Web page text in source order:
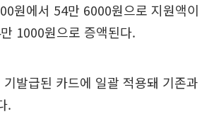
원에서 54만 6000원으로 지원액
1000원으로 증액된다.
발급된 카드에 일괄 적용돼 기존
.